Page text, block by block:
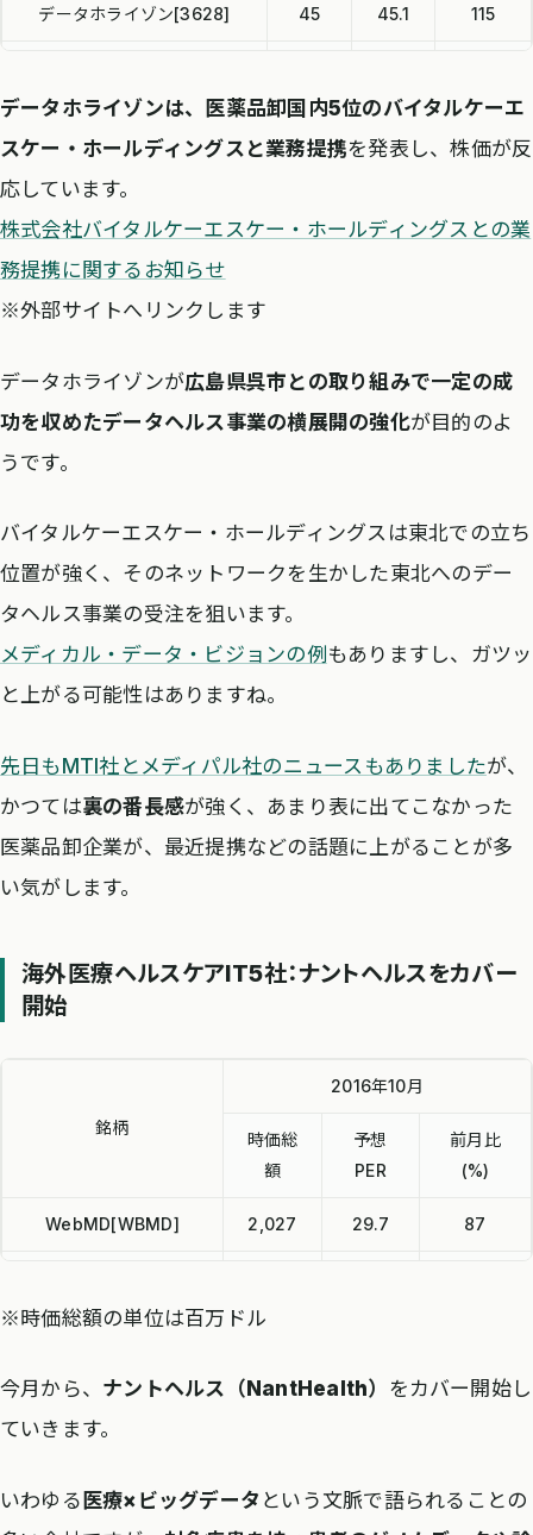
データホライゾン[3628] 45 45.1 115
ン[3902]
バリューHR[6078] 56 27.1 106
データホライゾンは、医薬品卸国内5位のバイタルケーエ
スケー・ホールディングスと業務提携を発表し、株価が反
応しています。
株式会社バイタルケーエスケー・ホールディングスとの業
務提携に関するお知らせ
※外部サイトへリンクします
データホライゾンが広島県呉市との取り組みで一定の成
功を収めたデータヘルス事業の横展開の強化が目的のよ
うです。
バイタルケーエスケー・ホールディングスは東北での立ち
位置が強く、そのネットワークを生かした東北へのデー
タヘルス事業の受注を狙います。
メディカル・データ・ビジョンの例 もありますし、ガツッ
と上がる可能性はありますね。
先日もMTI社とメディパル社のニュースもありましたが、
かつては裏の番長感が強く、あまり表に出てこなかった
医薬品卸企業が、最近提携などの話題に上がることが多
い気がします。
海外医療ヘルスケアIT5社：ナントヘルスをカバー
開始
銘柄
2016年10月
時価総
額
予想
PER
前月比
(%)
WebMD[WBMD] 2,027 29.7 87
Health[EVDY]
athenahealth[ATHN]
※時価総額の単位は百万ドル
今月から、 ナントヘルス（NantHealth） をカバー開始し
ていきます。
いわゆる 医療×ビッグデータ という文脈で語られることの